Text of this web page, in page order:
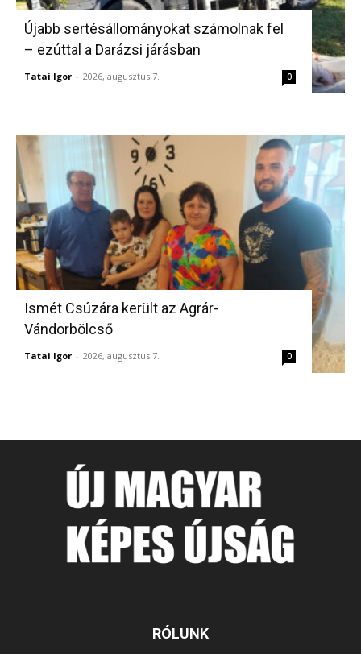
Újabb sertésállományokat számolnak fel
– ezúttal a Darázsi járásban
Tatai Igor - 2026, augusztus 7. 0
Ismét Csúzára került az Agrár-
Vándorbölcső
Tatai Igor - 2026, augusztus 7. 0
RÓLUNK